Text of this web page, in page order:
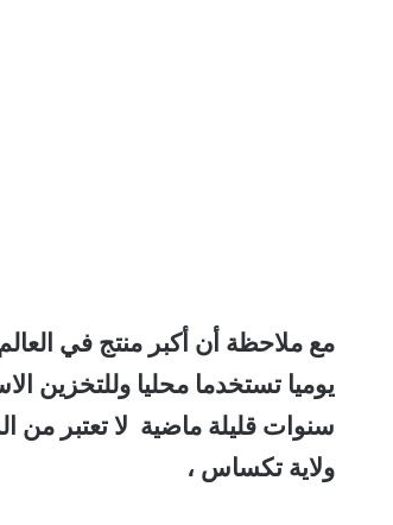
يوميا تستخدما محليا وللتخزين
سنوات قليلة ماضية لا تعتبر من
ولاية تكساس ،